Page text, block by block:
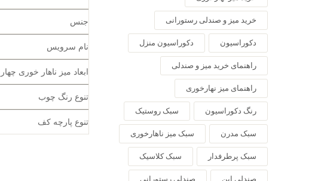
جنس
نام سرویس
ابعاد میز ناهار خوری
تنوع رنگ چوب
تنوع پارچه کف
خرید میز و صندلی رستورانی
دکوراسیون دکوراسیون منزل
راهنمای خرید میز و صندلی
راهنمای میز نهارخوری
رنگ دکوراسیون سبک روستیک
سبک مدرن سبک میز ناهارخوری
سبک پرطرفدار سبک کلاسیک
صندلی اپن صندلی رستورانی